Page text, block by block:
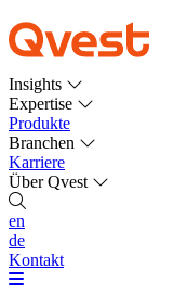
Insights
Expertise
Produkte
Branchen
Karriere
Über Qvest
en
de
Kontakt